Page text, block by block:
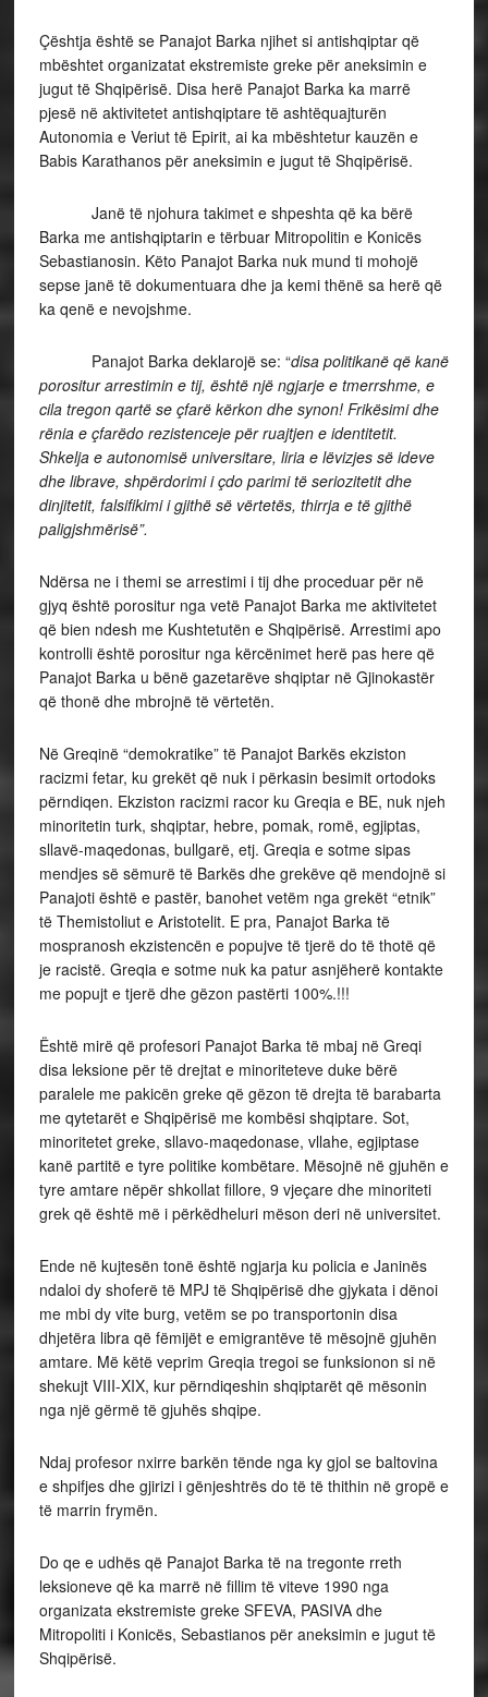
Çështja është se Panajot Barka njihet si antishqiptar që
mbështet organizatat ekstremiste greke për aneksimin e
jugut të Shqipërisë. Disa herë Panajot Barka ka marrë
pjesë në aktivitetet antishqiptare të ashtëquajturën
Autonomia e Veriut të Epirit, ai ka mbështetur kauzën e
Babis Karathanos për aneksimin e jugut të Shqipërisë.
Janë të njohura takimet e shpeshta që ka bërë
Barka me antishqiptarin e tërbuar Mitropolitin e Konicës
Sebastianosin. Këto Panajot Barka nuk mund ti mohojë
sepse janë të dokumentuara dhe ja kemi thënë sa herë që
ka qenë e nevojshme.
Panajot Barka deklarojë se: “disa politikanë që kanë
porositur arrestimin e tij, është një ngjarje e tmerrshme, e
cila tregon qartë se çfarë kërkon dhe synon! Frikësimi dhe
rënia e çfarëdo rezistenceje për ruajtjen e identitetit.
Shkelja e autonomisë universitare, liria e lëvizjes së ideve
dhe librave, shpërdorimi i çdo parimi të seriozitetit dhe
dinjitetit, falsifikimi i gjithë së vërtetës, thirrja e të gjithë
paligjshmërisë”.
Ndërsa ne i themi se arrestimi i tij dhe proceduar për në
gjyq është porositur nga vetë Panajot Barka me aktivitetet
që bien ndesh me Kushtetutën e Shqipërisë. Arrestimi apo
kontrolli është porositur nga kërcënimet herë pas here që
Panajot Barka u bënë gazetarëve shqiptar në Gjinokastër
që thonë dhe mbrojnë të vërtetën.
Në Greqinë “demokratike” të Panajot Barkës ekziston
racizmi fetar, ku grekët që nuk i përkasin besimit ortodoks
përndiqen. Ekziston racizmi racor ku Greqia e BE, nuk njeh
minoritetin turk, shqiptar, hebre, pomak, romë, egjiptas,
sllavë-maqedonas, bullgarë, etj. Greqia e sotme sipas
mendjes së sëmurë të Barkës dhe grekëve që mendojnë si
Panajoti është e pastër, banohet vetëm nga grekët “etnik”
të Themistoliut e Aristotelit. E pra, Panajot Barka të
mospranosh ekzistencën e popujve të tjerë do të thotë që
je racistë. Greqia e sotme nuk ka patur asnjëherë kontakte
me popujt e tjerë dhe gëzon pastërti 100%.!!!
Është mirë që profesori Panajot Barka të mbaj në Greqi
disa leksione për të drejtat e minoriteteve duke bërë
paralele me pakicën greke që gëzon të drejta të barabarta
me qytetarët e Shqipërisë me kombësi shqiptare. Sot,
minoritetet greke, sllavo-maqedonase, vllahe, egjiptase
kanë partitë e tyre politike kombëtare. Mësojnë në gjuhën e
tyre amtare nëpër shkollat fillore, 9 vjeçare dhe minoriteti
grek që është më i përkëdheluri mëson deri në universitet.
Ende në kujtesën tonë është ngjarja ku policia e Janinës
ndaloi dy shoferë të MPJ të Shqipërisë dhe gjykata i dënoi
me mbi dy vite burg, vetëm se po transportonin disa
dhjetëra libra që fëmijët e emigrantëve të mësojnë gjuhën
amtare. Më këtë veprim Greqia tregoi se funksionon si në
shekujt VIII-XIX, kur përndiqeshin shqiptarët që mësonin
nga një gërmë të gjuhës shqipe.
Ndaj profesor nxirre barkën tënde nga ky gjol se baltovina
e shpifjes dhe gjirizi i gënjeshtrës do të të thithin në gropë e
të marrin frymën.
Do qe e udhës që Panajot Barka të na tregonte rreth
leksioneve që ka marrë në fillim të viteve 1990 nga
organizata ekstremiste greke SFEVA, PASIVA dhe
Mitropoliti i Konicës, Sebastianos për aneksimin e jugut të
Shqipërisë.